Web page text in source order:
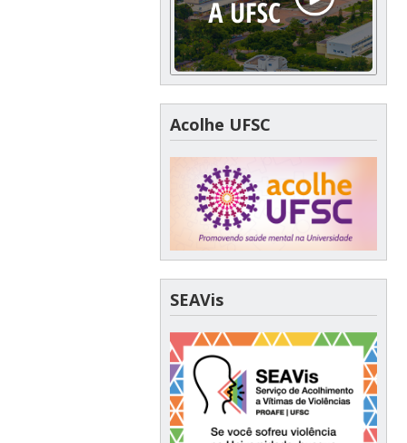
Acolhe UFSC
SEAVis